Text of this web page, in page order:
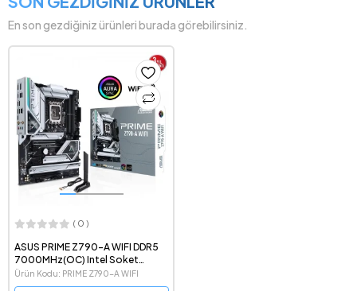
En son gezdiğiniz ürünleri burada görebilirsiniz.
( 0 )
ASUS PRIME Z790-A WIFI DDR5
7000MHz(OC) Intel Soket
LGA1700 ATX Anakart
Ürün Kodu: PRIME Z790-A WIFI